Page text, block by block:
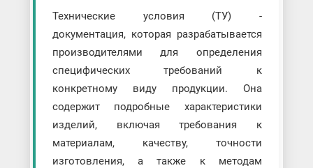
Технические условия (ТУ) -
документация, которая разрабатывается
производителями для определения
специфических требований к
конкретному виду продукции. Она
содержит подробные характеристики
изделий, включая требования к
материалам, качеству, точности
изготовления, а также к методам